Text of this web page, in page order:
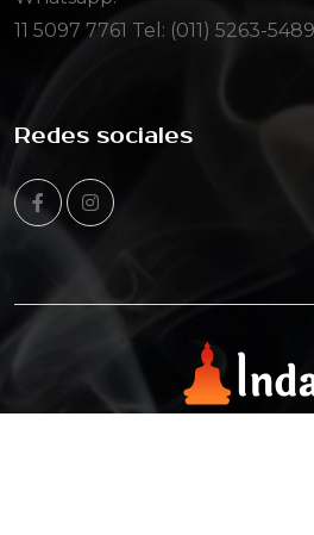
11 5097 7761 Tel: (011) 5263-5489
Redes sociales